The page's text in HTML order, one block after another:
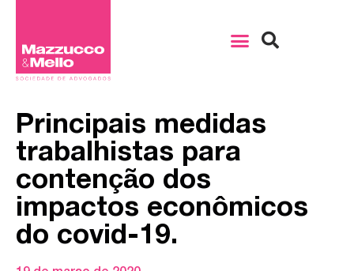
Principais medidas
trabalhistas para
contenção dos
impactos econômicos
do covid-19.